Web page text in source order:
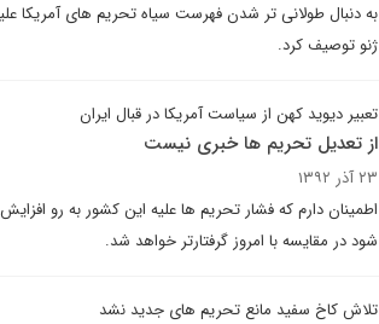
به دنبال طولانی تر شدن فهرست سیاه تحریم های آمریکا
ژنو توصیف کرد.
تعبیر دیوید کهن از سیاست آمریکا در قبال ایران
از تعدیل تحریم ها خبری نیست
۲۳ آذر ۱۳۹۲
اطمینان دارم که فشار تحریم ها علیه این کشور به رو
شود در مقایسه با امروز گرفتارتر خواهد شد.
تلاش کاخ سفید مانع تحریم های جدید نشد